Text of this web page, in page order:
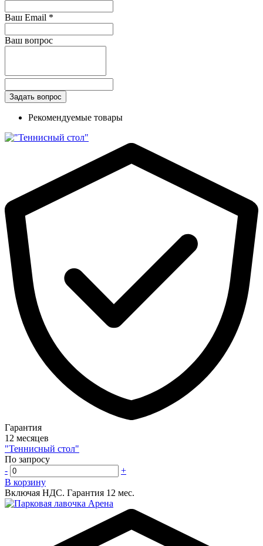
Ваш Email *
Ваш вопрос
Рекомендуемые товары
Гарантия
12 месяцев
"Теннисный стол"
По запросу
-
+
В корзину
Включая НДС. Гарантия 12 мес.